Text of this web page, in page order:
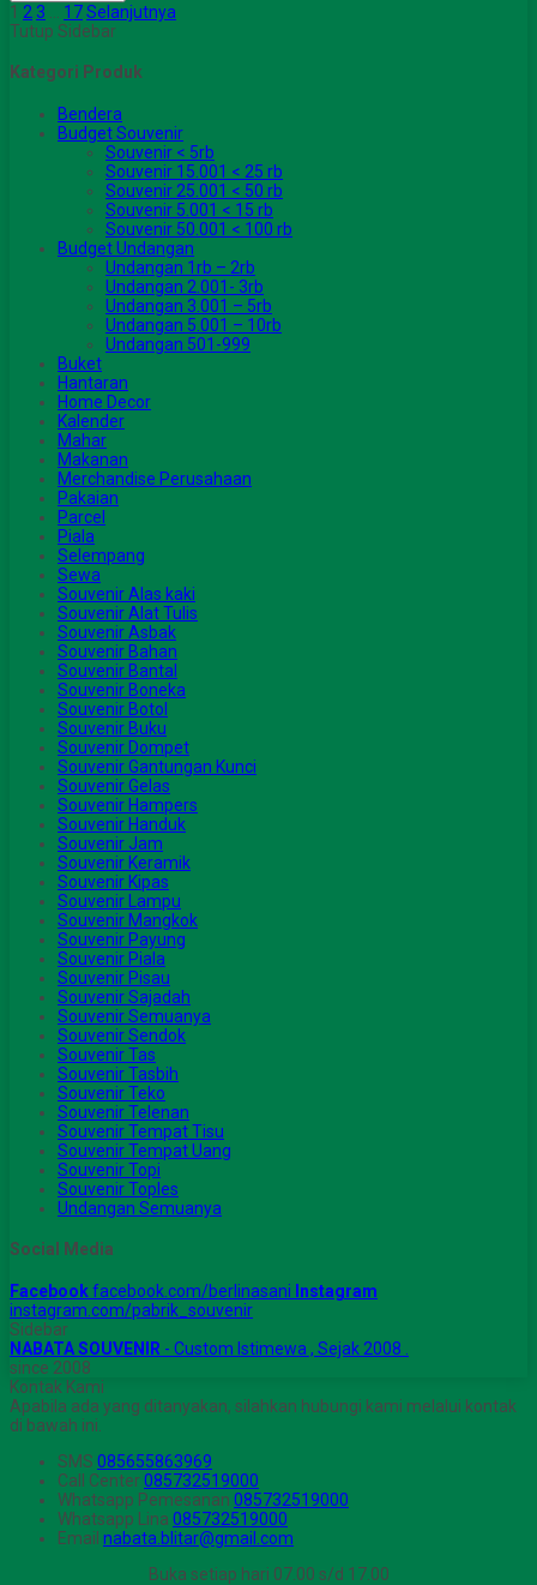
1 2 3 17Selanjutnya
Tutup Sidebar
Kategori Produk
Bendera
Budget Souvenir
Souvenir < 5rb
Souvenir 15.001 < 25 rb
Souvenir 25.001 < 50 rb
Souvenir 5.001 < 15 rb
Souvenir 50.001 < 100 rb
Budget Undangan
Undangan 1rb – 2rb
Undangan 2.001- 3rb
Undangan 3.001 – 5rb
Undangan 5.001 – 10rb
Undangan 501-999
Buket
Hantaran
Home Decor
Kalender
Mahar
Makanan
Merchandise Perusahaan
Pakaian
Parcel
Piala
Selempang
Sewa
Souvenir Alas kaki
Souvenir Alat Tulis
Souvenir Asbak
Souvenir Bahan
Souvenir Bantal
Souvenir Boneka
Souvenir Botol
Souvenir Buku
Souvenir Dompet
Souvenir Gantungan Kunci
Souvenir Gelas
Souvenir Hampers
Souvenir Handuk
Souvenir Jam
Souvenir Keramik
Souvenir Kipas
Souvenir Lampu
Souvenir Mangkok
Souvenir Payung
Souvenir Piala
Souvenir Pisau
Souvenir Sajadah
Souvenir Semuanya
Souvenir Sendok
Souvenir Tas
Souvenir Tasbih
Souvenir Teko
Souvenir Telenan
Souvenir Tempat Tisu
Souvenir Tempat Uang
Souvenir Topi
Souvenir Toples
Undangan Semuanya
Social Media
Facebookfacebook.com/berlinasani Instagram
instagram.com/pabrik_souvenir
Sidebar
NABATA SOUVENIR - Custom Istimewa , Sejak 2008 .
since 2008
Kontak Kami
Apabila ada yang ditanyakan, silahkan hubungi kami melalui kontak
di bawah ini.
SMS 085655863969
Call Center085732519000
Whatsapp Pemesanan 085732519000
Whatsapp
Lina 085732519000
Email nabata.blitar@gmail.com
Buka setiap hari 07.00 s/d 17.00